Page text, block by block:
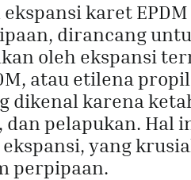
ekspansi karet
dirancang
oleh ekspansi
atau etilena
dikenal karena
dan pelapukan.
yang
perpipaan.